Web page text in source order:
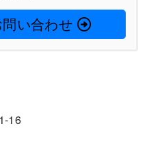
い合わせ
16